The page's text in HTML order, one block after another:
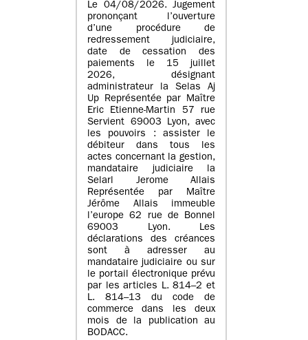
Le 04/08/2026. Jugement
prononçant l’ouverture
d’une procédure de
redressement judiciaire,
date de cessation des
paiements le 15 juillet
2026, désignant
administrateur la Selas Aj
Up Représentée par Maître
Eric Etienne-Martin 57 rue
Servient 69003 Lyon, avec
les pouvoirs : assister le
débiteur dans tous les
actes concernant la gestion,
mandataire judiciaire la
Selarl Jerome Allais
Représentée par Maître
Jérôme Allais immeuble
l’europe 62 rue de Bonnel
69003 Lyon. Les
déclarations des créances
sont à adresser au
mandataire judiciaire ou sur
le portail électronique prévu
par les articles L. 814–2 et
L. 814–13 du code de
commerce dans les deux
mois de la publication au
BODACC.